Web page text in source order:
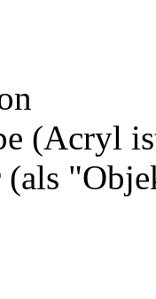
(Acryl
(als